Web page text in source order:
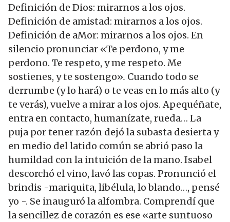
Definición de Dios: mirarnos a los ojos.
Definición de amistad: mirarnos a los ojos.
Definición de aMor: mirarnos a los ojos. En
silencio pronunciar «Te perdono, y me
perdono. Te respeto, y me respeto. Me
sostienes, y te sostengo». Cuando todo se
derrumbe (y lo hará) o te veas en lo más alto (y
te verás), vuelve a mirar a los ojos. Apequéñate,
entra en contacto, humanízate, rueda… La
puja por tener razón dejó la subasta desierta y
en medio del latido común se abrió paso la
humildad con la intuición de la mano. Isabel
descorchó el vino, lavó las copas. Pronunció el
brindis -mariquita, libélula, lo blando…, pensé
yo -. Se inauguró la alfombra. Comprendí que
la sencillez de corazón es ese «arte suntuoso